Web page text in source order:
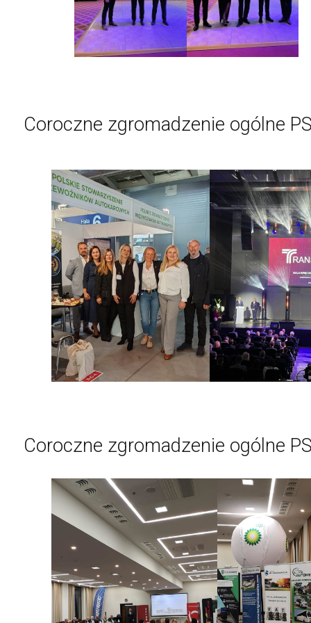
Coroczne zgromadzenie ogólne
Coroczne zgromadzenie ogólne